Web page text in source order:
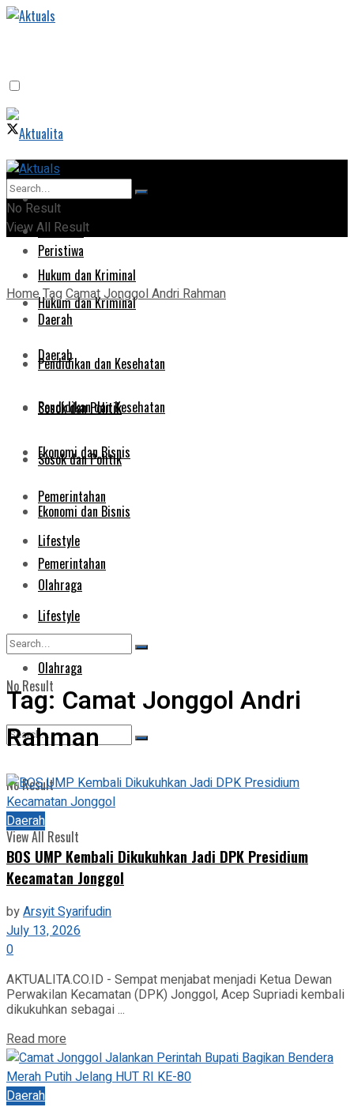
Home
Peristiwa
Hukum dan Kriminal
Daerah
Pendidikan dan Kesehatan
Sosok dan Politik
Ekonomi dan Bisnis
Pemerintahan
Lifestyle
Olahraga
No Result
View All Result
Home
Peristiwa
Hukum dan Kriminal
Daerah
Pendidikan dan Kesehatan
Sosok dan Politik
Ekonomi dan Bisnis
Pemerintahan
Lifestyle
Olahraga
No Result
View All Result
No Result
View All Result
HomeTagCamat Jonggol Andri Rahman
Tag: Camat Jonggol Andri
Rahman
Daerah
BOS UMP Kembali Dikukuhkan Jadi DPK Presidium
Kecamatan Jonggol
byArsyit Syarifudin
July 13, 2026
0
AKTUALITA.CO.ID - Sempat menjabat menjadi Ketua Dewan
Perwakilan Kecamatan (DPK) Jonggol, Acep Supriadi kembali
dikukuhkan sebagai ...
Read more
Daerah